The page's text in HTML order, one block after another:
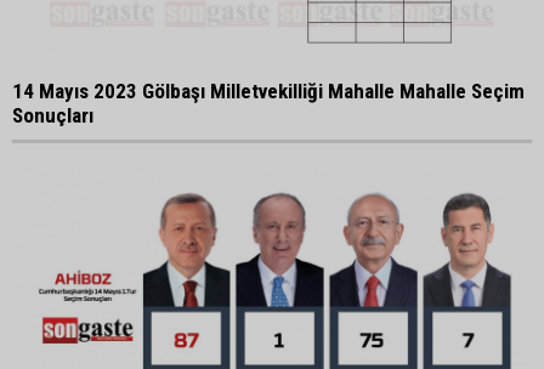
14 Mayıs 2023 Gölbaşı Milletvekilliği Mahalle Mahalle Seçim
Sonuçları